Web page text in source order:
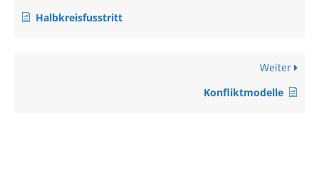
Halbkreisfusstritt
Weiter
Konfliktmodelle